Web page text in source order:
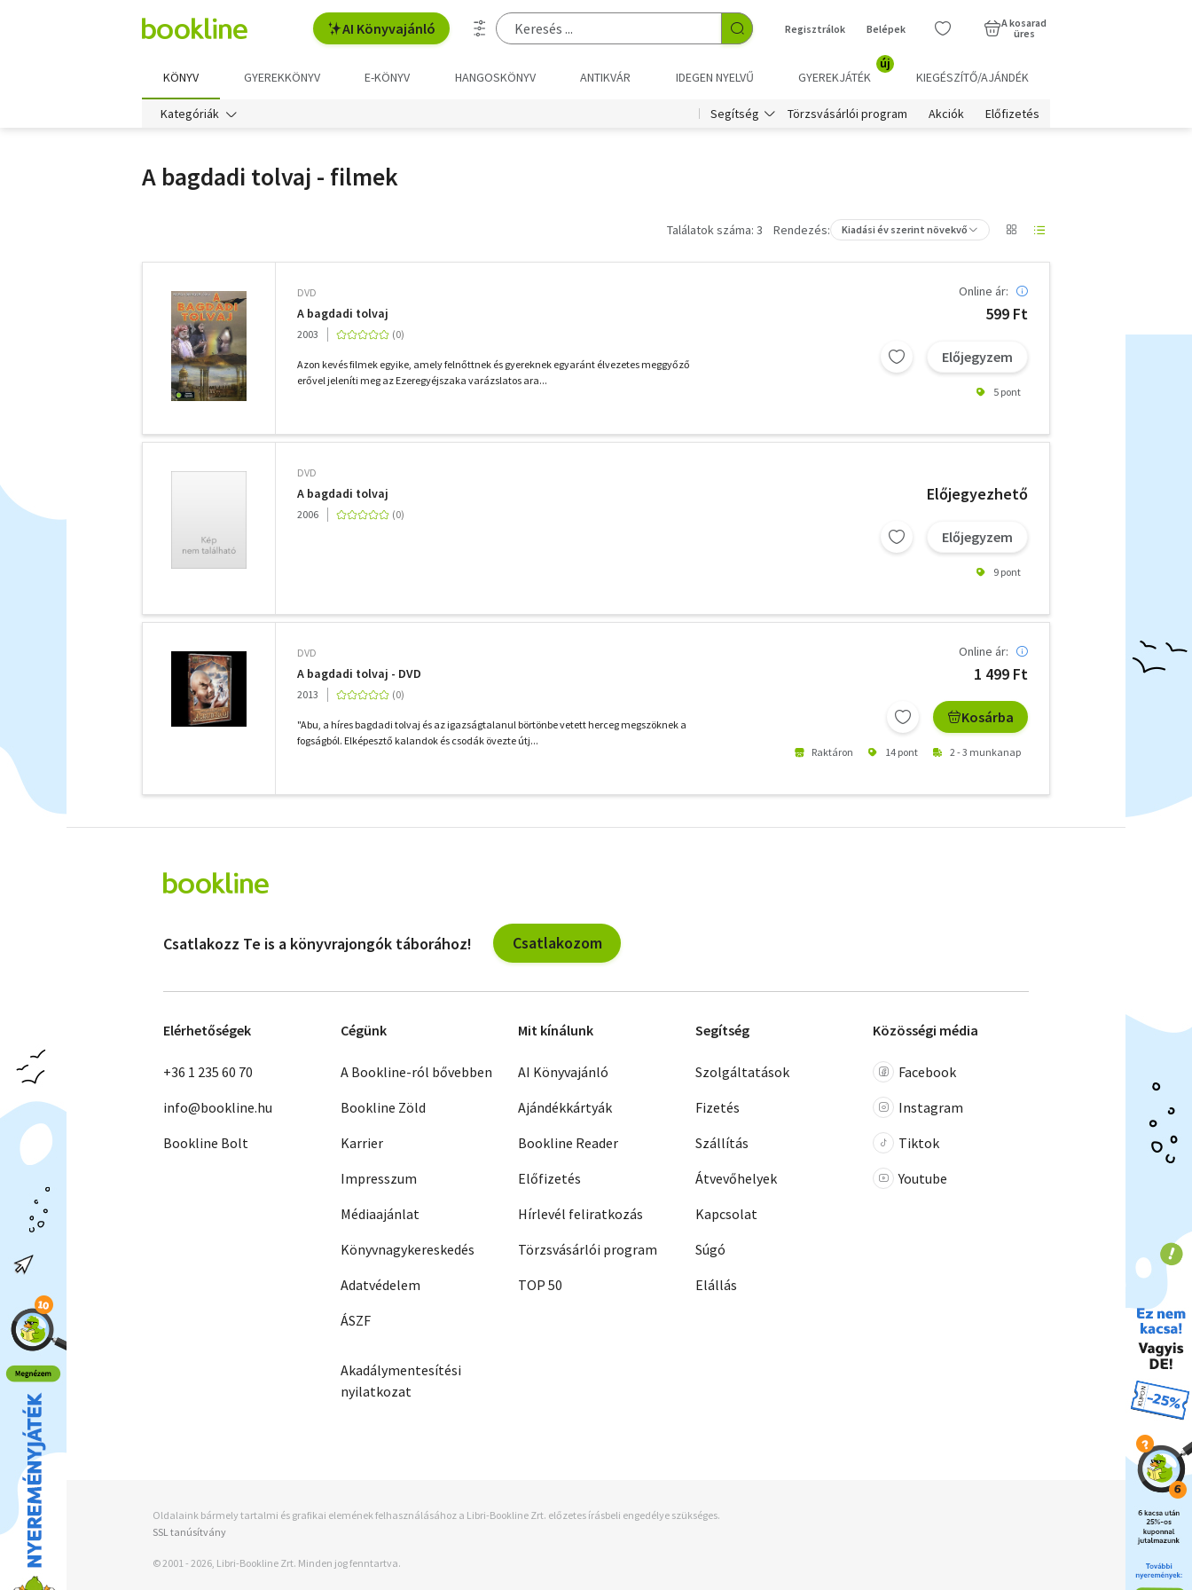
AI Könyvajánló Regisztrálok Belépek
A kosarad
üres
KÖNYV GYEREKKÖNYV E-KÖNYV HANGOSKÖNYV ANTIKVÁR IDEGEN NYELVŰ GYEREKJÁTÉK
új
KIEGÉSZÍTŐ/AJÁNDÉK
Kategóriák Segítség Törzsvásárlói program Akciók Előfizetés
A bagdadi tolvaj - filmek
Találatok száma: 3 Rendezés: Kiadási év szerint növekvő
DVD
A bagdadi tolvaj
2003
Azon kevés filmek egyike, amely felnőttnek és gyereknek egyaránt élvezetes meggyőző
erővel jeleníti meg az Ezeregyéjszaka varázslatos ara...
Online ár:
599 Ft
Előjegyzem
5 pont
DVD
A bagdadi tolvaj
2006
Előjegyezhető
Előjegyzem
9 pont
DVD
A bagdadi tolvaj - DVD
2013
"Abu, a híres bagdadi tolvaj és az igazságtalanul börtönbe vetett herceg megszöknek a
fogságból. Elképesztő kalandok és csodák övezte útj...
Online ár:
1 499 Ft
Kosárba
Raktáron 14 pont 2 - 3 munkanap
szűrők
Csatlakozz Te is a könyvrajongók táborához! Csatlakozom
Elérhetőségek
+36 1 235 60 70
info@bookline.hu
Bookline Bolt
Cégünk
A Bookline-ról bővebben
Bookline Zöld
Karrier
Impresszum
Médiaajánlat
Könyvnagykereskedés
Adatvédelem
ÁSZF
Akadálymentesítési
nyilatkozat
Mit kínálunk
AI Könyvajánló
Ajándékkártyák
Bookline Reader
Előfizetés
Hírlevél feliratkozás
Törzsvásárlói program
TOP 50
Segítség
Szolgáltatások
Fizetés
Szállítás
Átvevőhelyek
Kapcsolat
Súgó
Elállás
Közösségi média
Facebook
Instagram
Tiktok
Youtube
Oldalaink bármely tartalmi és grafikai elemének felhasználásához a Libri-Bookline Zrt. előzetes írásbeli engedélye szükséges.
SSL tanúsítvány
© 2001 - 2026, Libri-Bookline Zrt. Minden jog fenntartva.